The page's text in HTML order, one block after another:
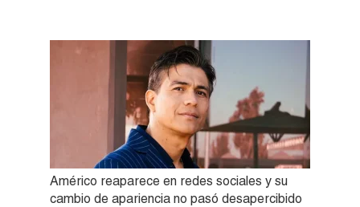
Américo reaparece en redes sociales y su
cambio de apariencia no pasó desapercibido